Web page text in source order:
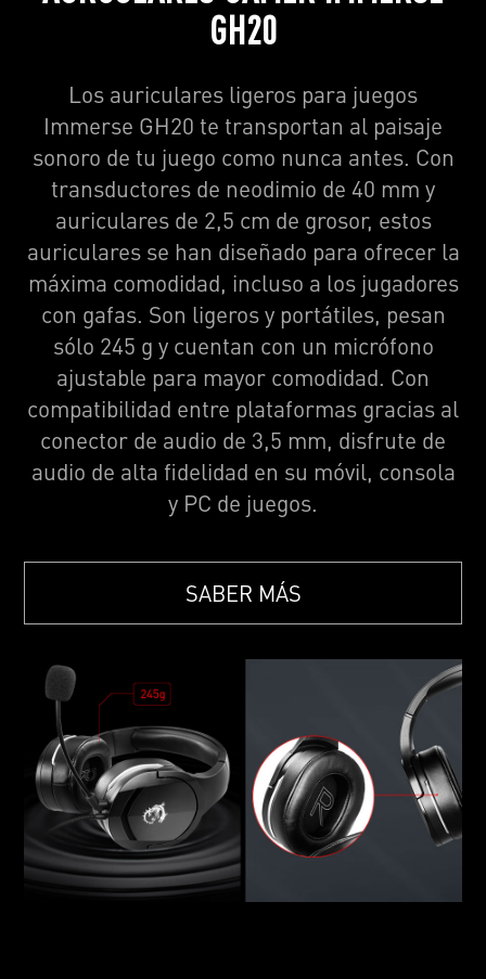
GH20
Los auriculares ligeros para juegos
Immerse GH20 te transportan al paisaje
sonoro de tu juego como nunca antes. Con
transductores de neodimio de 40 mm y
auriculares de 2,5 cm de grosor, estos
auriculares se han diseñado para ofrecer la
máxima comodidad, incluso a los jugadores
con gafas. Son ligeros y portátiles, pesan
sólo 245 g y cuentan con un micrófono
ajustable para mayor comodidad. Con
compatibilidad entre plataformas gracias al
conector de audio de 3,5 mm, disfrute de
audio de alta fidelidad en su móvil, consola
y PC de juegos.
SABER MÁS